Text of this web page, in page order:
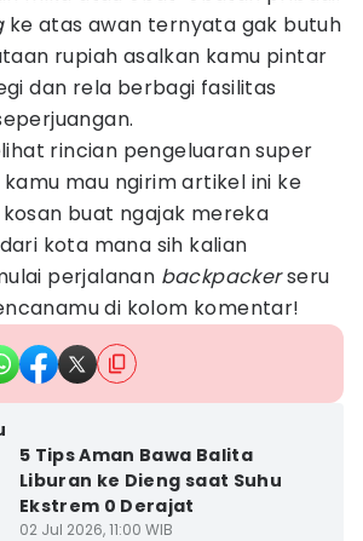
ke atas awan ternyata gak butuh
rupiah asalkan kamu pintar
dan rela berbagi fasilitas
rincian pengeluaran super
mau ngirim artikel ini ke
buat ngajak mereka
kota mana sih kalian
perjalanan backpackerseru
di kolom komentar!
5 Tips Aman Bawa Balita
Liburan ke Dieng saat Suhu
Ekstrem 0 Derajat
02 Jul 2026, 11:00 WIB